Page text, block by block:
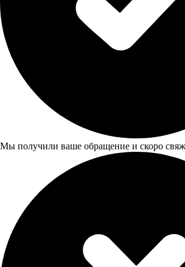
Мы получили ваше обращение и скоро